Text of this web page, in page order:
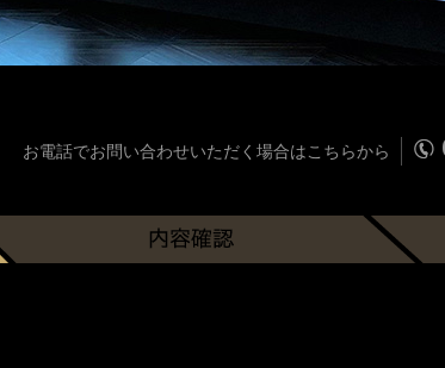
お電話でお問い合わせいただく場合はこちらから